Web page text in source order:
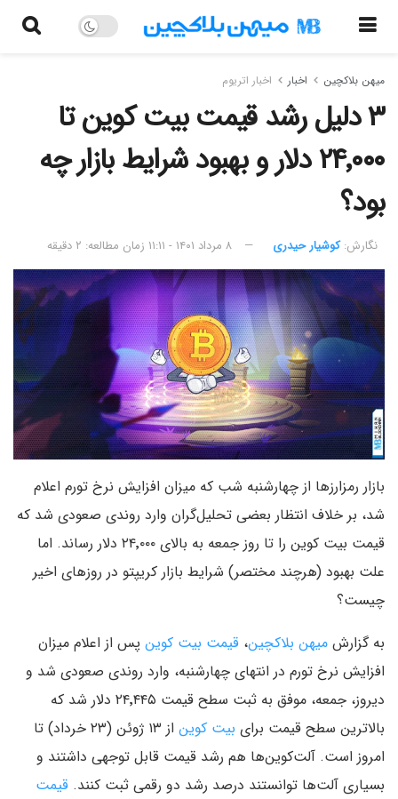
میهن بلاکچین اخبار اخبار اتریوم
۳ دلیل رشد قیمت بیت کوین تا
۲۴٬۰۰۰ دلار و بهبود شرایط بازار چه
بود؟
نگارش:‌ کوشیار حیدری ۸ مرداد ۱۴۰۱ - ۱۱:۱۱ زمان مطالعه: ۲ دقیقه
بازار رمزارزها از چهارشنبه شب که میزان افزایش نرخ تورم اعلام
شد، بر خلاف انتظار بعضی تحلیل‌گران وارد روندی صعودی شد که
قیمت بیت کوین را تا روز جمعه به بالای ۲۴٬۰۰۰ دلار رساند. اما
علت بهبود (هرچند مختصر) شرایط بازار کریپتو در روزهای اخیر
چیست؟
به گزارش میهن بلاکچین، قیمت بیت کوین پس از اعلام میزان
افزایش نرخ تورم در انتهای چهارشنبه، وارد روندی صعودی شد و
دیروز، جمعه، موفق به ثبت سطح قیمت ۲۴٬۴۴۵ دلار شد که
بالاترین سطح قیمت برای بیت کوین
از ۱۳ ژوئن (۲۳ خرداد) تا
امروز است. آلت‌کوین‌ها هم رشد قیمت قابل توجهی داشتند و
بسیاری آلت‌ها توانستند درصد رشد دو رقمی ثبت کنند. قیمت